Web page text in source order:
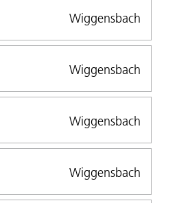
Wiggensbach
Wiggensbach
Wiggensbach
Wiggensbach